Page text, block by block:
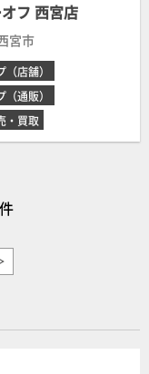
フ 西宮店
宮市
（店舗）
（通販）
・買取